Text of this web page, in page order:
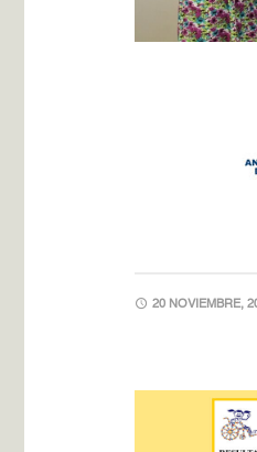
20 NOVIEMBRE,